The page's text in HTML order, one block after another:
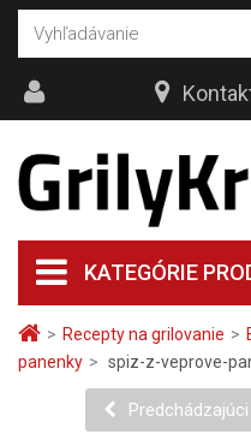
> Recepty na grilovanie >
panenky > spiz-z-veprove-
Predchádzajúci
KATEGÓRIE